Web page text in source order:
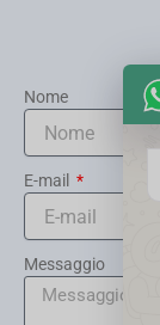
Nome
E-mail
Messaggio